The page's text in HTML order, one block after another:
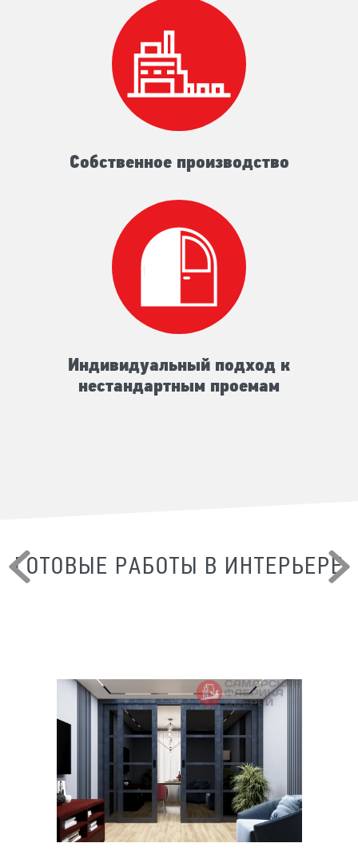
Собственное производство
Индивидуальный подход к
нестандартным проемам
ГОТОВЫЕ РАБОТЫ В ИНТЕРЬЕРЕ